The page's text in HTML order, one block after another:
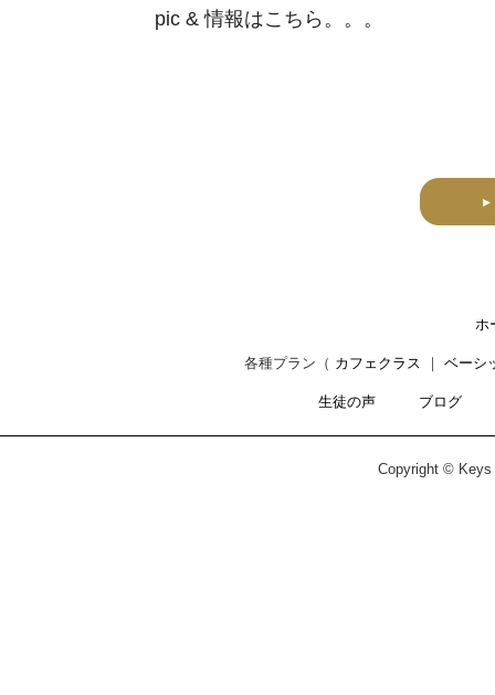
pic & 情報はこちら。。。
ホ
各種プラン（ カフェクラス ｜ ベーシ
生徒の声 ブログ
Copyright © Keys